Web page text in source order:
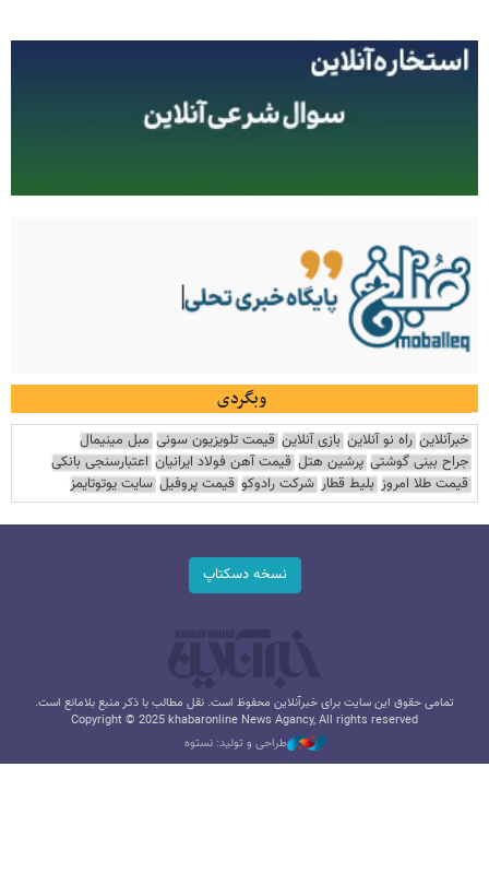
وبگردی
خبرآنلاین راه نو آنلاین بازی آنلاین قیمت تلویزیون سونی مبل مینیمال
جراح بینی گوشتی پرشین هتل قیمت آهن فولاد ایرانیان اعتبارسنجی بانکی
قیمت طلا امروز بلیط قطار شرکت رادوکو قیمت پروفیل سایت یوتوتایمز
نسخه دسکتاپ
تمامی حقوق این سایت برای خبرآنلاین محفوظ است. نقل مطالب با ذکر منبع بلامانع است.
Copyright © 2025 khabaronline News Agancy, All rights reserved
طراحی و تولید: نستوه